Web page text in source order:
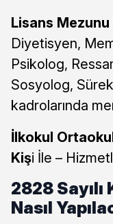
Lisans
Diyetisyen,
Psikolog,
Sosyolog,
kadrolarında
İlkokul
Kişi İle –
2828
Nasıl